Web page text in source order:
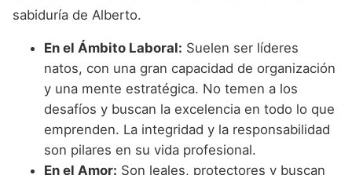
sabiduría de Alberto.
En el Ámbito Laboral: Suelen ser líderes
natos, con una gran capacidad de organización
y una mente estratégica. No temen a los
desafíos y buscan la excelencia en todo lo que
emprenden. La integridad y la responsabilidad
son pilares en su vida profesional.
En el Amor: Son leales, protectores y buscan